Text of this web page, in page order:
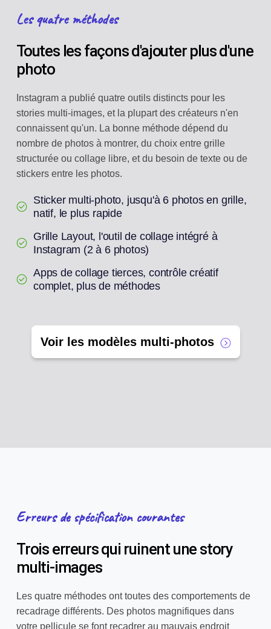
Les quatre méthodes
Toutes les façons d'ajouter plus d'une
photo
Instagram a publié quatre outils distincts pour les
stories multi-images, et la plupart des créateurs n'en
connaissent qu'un. La bonne méthode dépend du
nombre de photos à montrer, du choix entre grille
structurée ou collage libre, et du besoin de texte ou de
stickers entre les photos.
Sticker multi-photo, jusqu'à 6 photos en grille,
natif, le plus rapide
Grille Layout, l'outil de collage intégré à
Instagram (2 à 6 photos)
Apps de collage tierces, contrôle créatif
complet, plus de méthodes
Voir les modèles multi-photos
Erreurs de spécification courantes
Trois erreurs qui ruinent une story
multi-images
Les quatre méthodes ont toutes des comportements de
recadrage différents. Des photos magnifiques dans
votre pellicule se font recadrer au mauvais endroit